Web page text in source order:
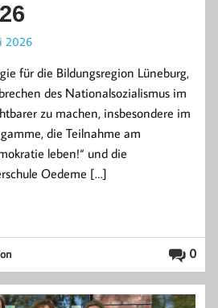
2026
für die Bildungsregion Lüneburg,
des Nationalsozialismus im
zu machen, insbesondere im
die Teilnahme am
leben!“ und die
Oedeme […]
0